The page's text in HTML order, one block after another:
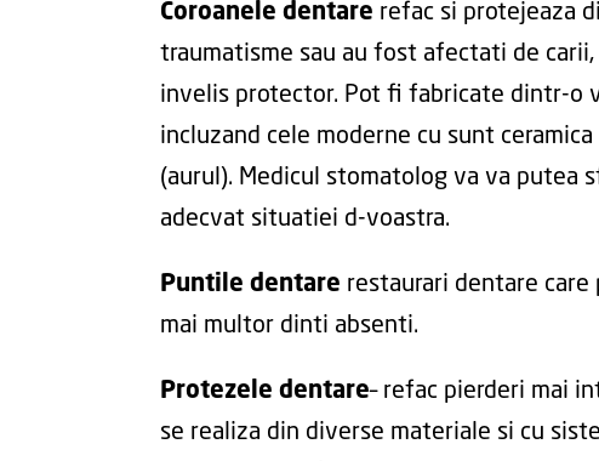
Coroanele dentare refac si protejeaza
traumatisme sau au fost afectati de
invelis protector. Pot fi fabricate dintr-o
incluzand cele moderne cu sunt
(aurul). Medicul stomatolog va va putea
adecvat situatiei d-voastra.
Puntile dentare restaurari dentare care
mai multor dinti absenti.
Protezele dentare– refac pierderi mai
se realiza din diverse materiale si cu